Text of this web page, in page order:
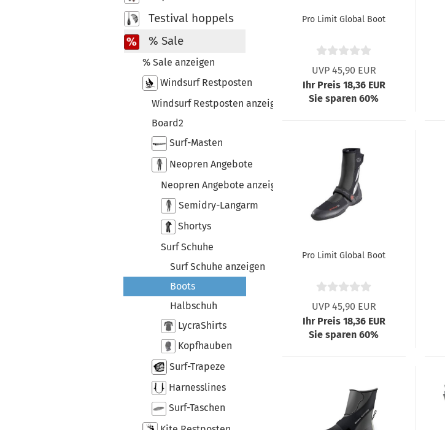
Pro Limit Global Boot
UVP 45,90 EUR
Ihr Preis 18,36 EUR
Sie sparen 60%
Pro Limit Global Boot
UVP 45,90 EUR
Ihr Preis 18,36 EUR
Sie sparen 60%
Testival hoppels
% Sale
% Sale anzeigen
Windsurf Restposten
Windsurf Restposten anzeigen
Board2
Surf-Masten
Neopren Angebote
Neopren Angebote anzeigen
Semidry-Langarm
Shortys
Surf Schuhe
Surf Schuhe anzeigen
Boots
Halbschuh
LycraShirts
Kopfhauben
Surf-Trapeze
Harnesslines
Surf-Taschen